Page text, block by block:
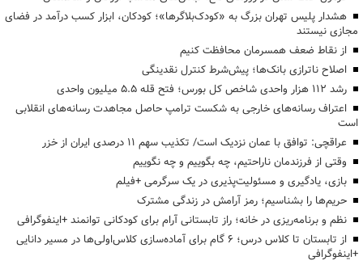
هشدار پلیس تهران بزرگ به «کودک‌بلاگرها»؛ کودکان، ابزار کسب درآمد در فضای
مجازی نیستند
از نقاط ضعف همسرمان محافظت کنیم
اصلاح ناترازی بانک‌ها؛ پیش‌شرط کنترل نقدینگی
رشد ۱۱۲ هزار واحدی شاخص کل بورس؛ فتح قله ۵.۵ میلیون واحدی
اعتراف رسانه‌های خارجی به شکست ترامپ حاصل مجاهدت رسانه‌های انقلابی
است
عراقچی: توافق با عمان نزدیک است/ تکذیب سهم ۱۱ درصدی ایران از خزر
وقتی از فرزندمان ناراحتیم، چه بگوییم و چه نگوییم
بازی، یادگیری و مسئولیت‌پذیری در یک سرگرمی +فیلم
حریم‌ها را بشناسیم؛ رمز آرامش در زندگی مشترک
نظم و برنامه‌ریزی در خانه؛ راز تابستانی آرام برای کودکانی توانمند +اینفوگرافی
از تابستان تا کلاس درس؛ ۶ گام برای آماده‌سازی کلاس‌اولی‌ها در مسیر دانایی
+اینفوگرافی